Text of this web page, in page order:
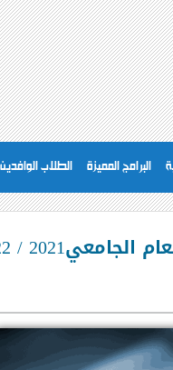
البرامج المميزة الطلاب الوافدين
/ 2022م